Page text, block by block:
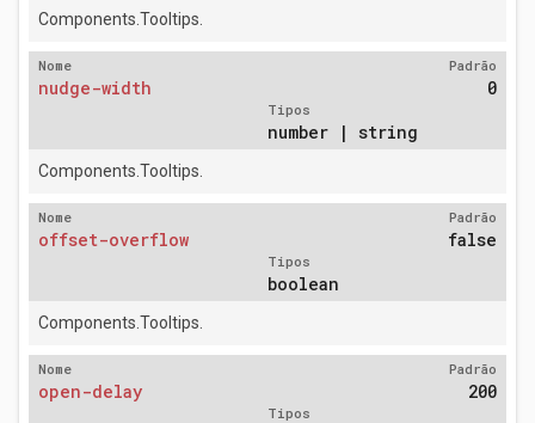
Components.Tooltips.
Nome
nudge-width
Padrão
0
Tipos
number | string
Components.Tooltips.
Nome
offset-overflow
Padrão
false
Tipos
boolean
Components.Tooltips.
Nome
open-delay
Padrão
200
Tipos